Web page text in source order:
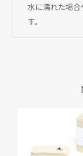
水に濡れた場
す。